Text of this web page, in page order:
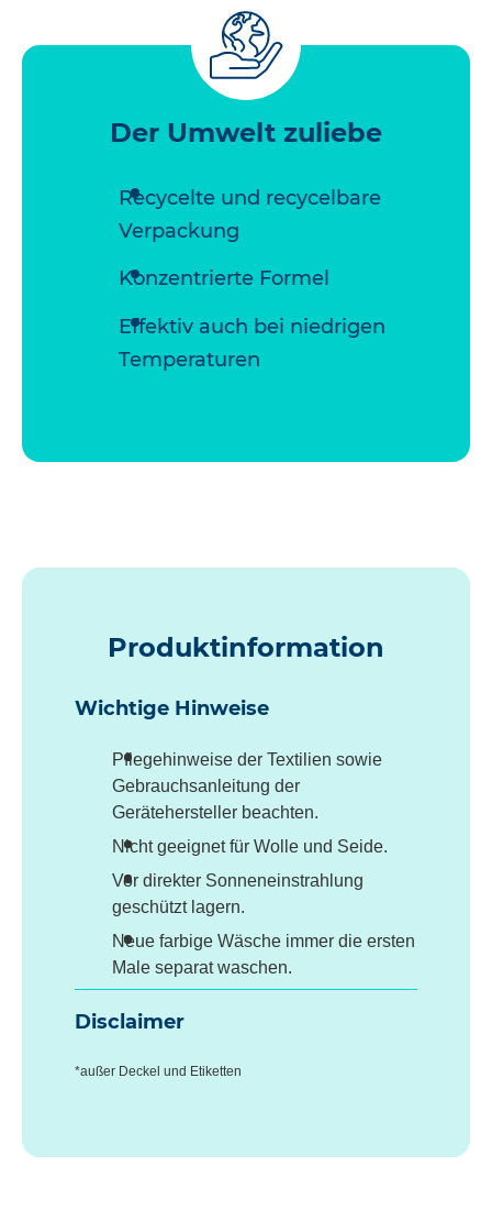
Der Umwelt zuliebe
Recycelte und recycelbare
Verpackung
Konzentrierte Formel
Effektiv auch bei niedrigen
Temperaturen
Produktinformation
Wichtige Hinweise
Pflegehinweise der Textilien sowie
Gebrauchsanleitung der
Gerätehersteller beachten.
Nicht geeignet für Wolle und Seide.
Vor direkter Sonneneinstrahlung
geschützt lagern.
Neue farbige Wäsche immer die ersten
Male separat waschen.
Disclaimer
*außer Deckel und Etiketten